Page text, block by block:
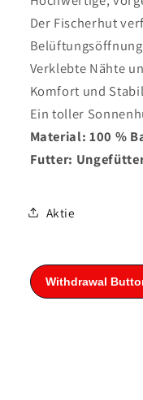
Der Fischerhut
Verklebte Nähte
Komfort und
Ein toller
Material: 100 %
Futter:
Aktie